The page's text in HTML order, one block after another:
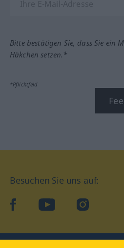
Bitte bestätigen Sie, dass Sie ein
Häkchen setzen.*
*Pflichtfeld
Besuchen Sie uns auf:
facebookYouTube Instagram